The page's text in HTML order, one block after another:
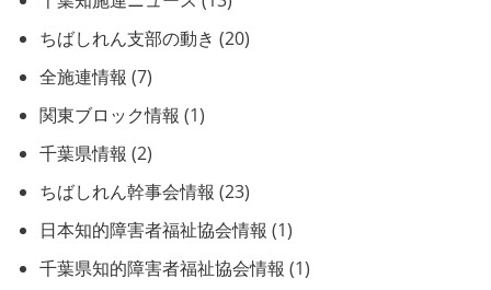
ちばしれん支部の動き (20)
全施連情報 (7)
関東ブロック情報 (1)
千葉県情報 (2)
ちばしれん幹事会情報 (23)
日本知的障害者福祉協会情報 (1)
千葉県知的障害者福祉協会情報 (1)